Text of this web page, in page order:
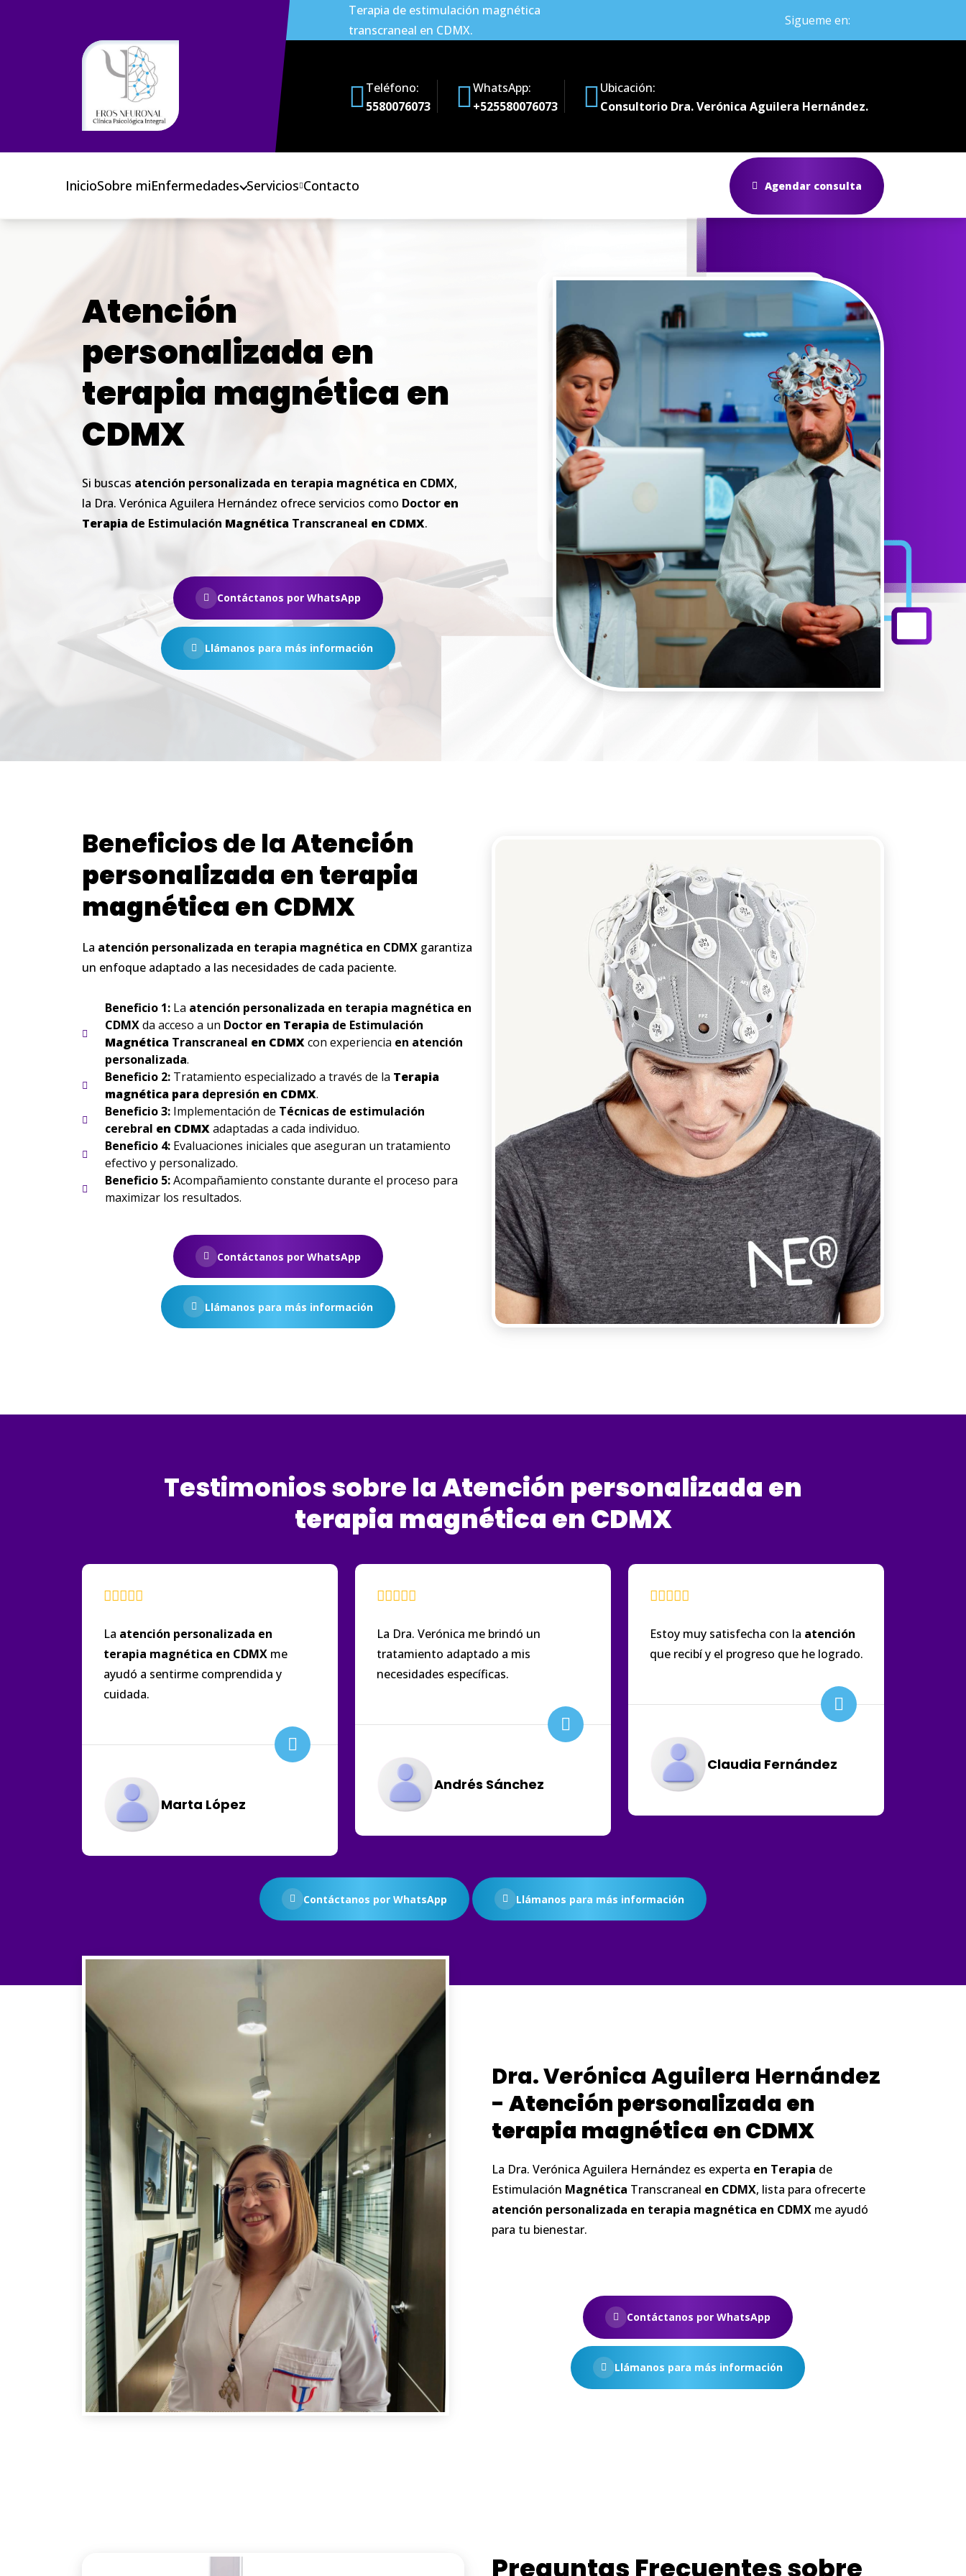
Terapia de estimulación magnética
transcraneal en CDMX.
Sigueme en:
Teléfono:
5580076073
WhatsApp:
+525580076073
Ubicación:
Consultorio Dra. Verónica Aguilera Hernández.
InicioSobre miEnfermedades Servicios Contacto Agendar consulta
Atención
personalizada en
terapia magnética en
CDMX
Si buscas atención personalizada en terapia magnética en CDMX,
la Dra. Verónica Aguilera Hernández ofrece servicios como Doctor en
Terapia de Estimulación Magnética Transcraneal en CDMX.
Contáctanos por WhatsApp
Llámanos para más información
Beneficios de laAtención
personalizada en terapia
magnética en CDMX
La atención personalizada en terapia magnética en CDMX garantiza
un enfoque adaptado a las necesidades de cada paciente.
Beneficio 1: La atención personalizada en terapia magnética en
CDMXda acceso a un Doctor en Terapia de Estimulación
Magnética Transcraneal en CDMXcon experiencia en atención
personalizada.
Beneficio 2: Tratamiento especializado a través de la Terapia
magnética para depresión en CDMX.
Beneficio 3: Implementación de Técnicas de estimulación
cerebral en CDMXadaptadas a cada individuo.
Beneficio 4: Evaluaciones iniciales que aseguran un tratamiento
efectivo y personalizado.
Beneficio 5:Acompañamiento constante durante el proceso para
maximizar los resultados.
Contáctanos por WhatsApp
Llámanos para más información
Testimonios sobre laAtención personalizada en
terapia magnética en CDMX
La atención personalizada en
terapia magnética en CDMX me
ayudó a sentirme comprendida y
cuidada.
Marta López
La Dra. Verónica me brindó un
tratamiento adaptado a mis
necesidades específicas.
Andrés Sánchez
Estoy muy satisfecha con la atención
que recibí y el progreso que he logrado.
Claudia Fernández
Contáctanos por WhatsApp Llámanos para más información
Dra. Verónica Aguilera Hernández
- Atenciónpersonalizada en
terapia magnética enCDMX
La Dra. Verónica Aguilera Hernández es experta en Terapia de
Estimulación Magnética Transcraneal en CDMX, lista para ofrecerte
atención personalizada en terapia magnética en CDMX me ayudó
para tu bienestar.
Contáctanos por WhatsApp
Llámanos para más información
Preguntas Frecuentes sobre